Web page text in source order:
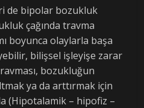
de bipolar bozukluk
çağında travma
boyunca olaylarla başa
bilişsel işleyişe zarar
bozukluğun
ya da arttırmak için
(Hipotalamik – hipofiz –